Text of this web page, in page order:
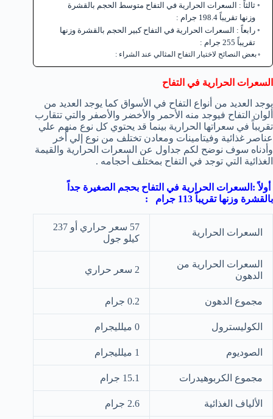
ثالثاً : السعرات الحرارية في التفاح متوسط الحجم بالقشرة
وزنها تقريباً 198.4 جرام :
رابعاً : السعرات الحرارية في التفاح كبير الحجم بالقشرة وزنها
تقريباً 255 جرام :
بعض النصائح لاختيار التفاح المثالي عند الشراء :
السعرات الحرارية في التفاح
يوجد العديد من أنواع التفاح في الأسواق كما يوجد العديد من
ألوان التفاح فيوجد منه الأحمر والأخضر والأصفر والتي تتقارب
تقريباً في سعراتها الحرارية بينما قد يحتوي كل نوع منهم علي
عناصر غذائية وفيتامينات ومعادن تختلف من نوع إلي أخر
وأدناه سوف نوضح لكم جداول عن السعرات الحرارية والقيمة
الغذائية التي توجد في التفاح بمختلف أحجامه .
أولاً :السعرات الحرارية في التفاح بحجم الصغيرة جداً
بالقشرة وزنها تقريباً 113 جرام :
السعرات الحرارية
57 سعر حراري أو 237
كيلو جول
السعرات الحرارية من
الدهون
2 سعر حراري
مجموع الدهون 0.2 جرام
الكوليسترول 0 ميلليجرام
الصوديوم 1 ميلليجرام
مجموع الكربوهيدرات 15.1 جرام
الألياف الغذائية 2.6 جرام